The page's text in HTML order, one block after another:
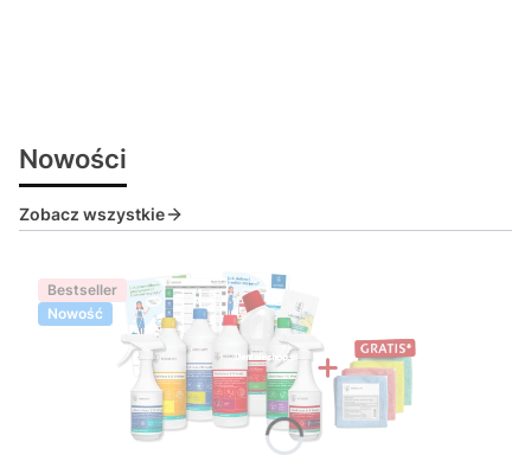
Nowości
Zobacz wszystkie
Bestseller
Nowość